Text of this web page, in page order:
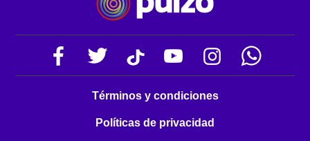
Términos y condiciones
Políticas de privacidad